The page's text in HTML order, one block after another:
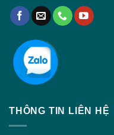
THÔNG TIN LIÊN HỆ